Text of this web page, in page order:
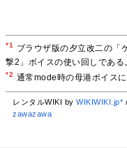
*1 ブラウザ版の夕立改二の「
撃2」ボイスの使い回しである
*2 通常mode時の母港ボイスに
レンタルWIKI byWIKIWIKI.jp*
zawazawa